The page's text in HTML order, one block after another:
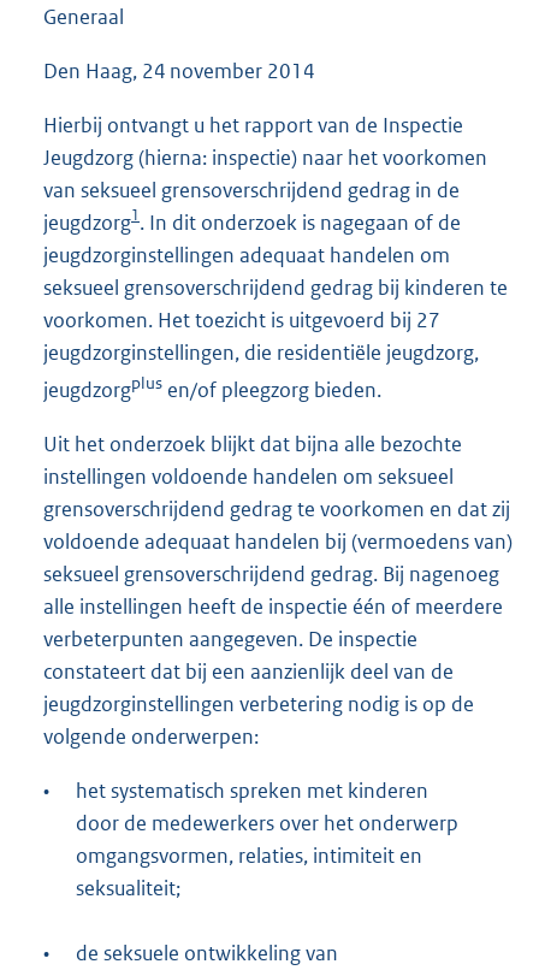
Generaal
Den Haag, 24 november 2014
Hierbij ontvangt u het rapport van de Inspectie
Jeugdzorg (hierna: inspectie) naar het voorkomen
van seksueel grensoverschrijdend gedrag in de
jeugdzorg1. In dit onderzoek is nagegaan of de
jeugdzorginstellingen adequaat handelen om
seksueel grensoverschrijdend gedrag bij kinderen te
voorkomen. Het toezicht is uitgevoerd bij 27
jeugdzorginstellingen, die residentiële jeugdzorg,
jeugdzorgplus en/of pleegzorg bieden.
Uit het onderzoek blijkt dat bijna alle bezochte
instellingen voldoende handelen om seksueel
grensoverschrijdend gedrag te voorkomen en dat zij
voldoende adequaat handelen bij (vermoedens van)
seksueel grensoverschrijdend gedrag. Bij nagenoeg
alle instellingen heeft de inspectie één of meerdere
verbeterpunten aangegeven. De inspectie
constateert dat bij een aanzienlijk deel van de
jeugdzorginstellingen verbetering nodig is op de
volgende onderwerpen:
•
het systematisch spreken met kinderen
door de medewerkers over het onderwerp
omgangsvormen, relaties, intimiteit en
seksualiteit;
•
de seksuele ontwikkeling van